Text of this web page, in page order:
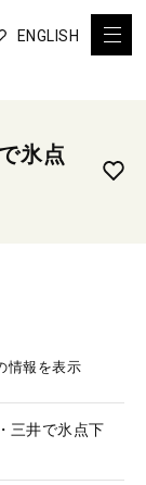
ENGLISH
氷点
情報を表示
三井で氷点下